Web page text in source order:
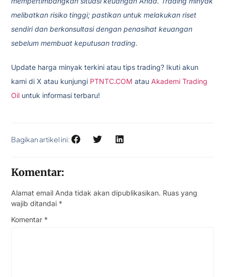
melibatkan risiko tinggi; pastikan untuk melakukan riset
sendiri dan berkonsultasi dengan penasihat keuangan
sebelum membuat keputusan trading.
Update harga minyak terkini atau tips trading? Ikuti akun
kami di X atau kunjungi PTNTC.COM atau Akademi Trading
Oil untuk informasi terbaru!
Bagikan artikel ini:
Komentar:
Alamat email Anda tidak akan dipublikasikan. Ruas yang
wajib ditandai *
Komentar *